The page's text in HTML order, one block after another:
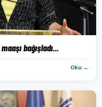
bağışladı...
Oku →